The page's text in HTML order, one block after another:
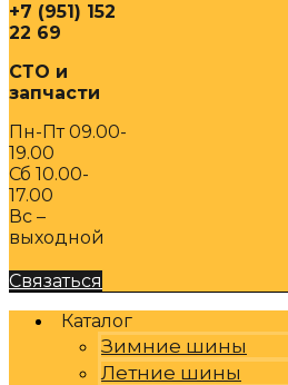
+7 (951) 152
22 69
СТО и
запчасти
Пн-Пт 09.00-
19.00
Сб 10.00-
17.00
Вс –
выходной
Связаться
Каталог
Зимние шины
Летние шины